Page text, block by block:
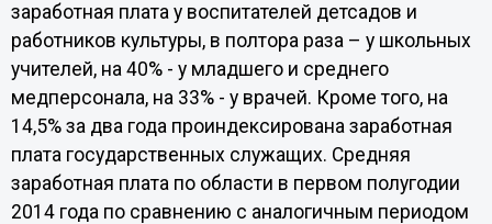
заработная плата у воспитателей детсадов и
работников культуры, в полтора раза – у школьных
учителей, на 40% - у младшего и среднего
медперсонала, на 33% - у врачей. Кроме того, на
14,5% за два года проиндексирована заработная
плата государственных служащих. Средняя
заработная плата по области в первом полугодии
2014 года по сравнению с аналогичным периодом